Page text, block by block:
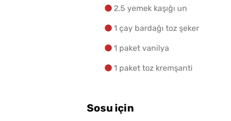
Kavanoz Konserve Çıkar?
2.5 yemek kaşığı un
1 çay bardağı toz şeker
1 paket vanilya
1 paket toz kremşanti
Sosu için